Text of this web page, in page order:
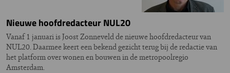
Nieuwe hoofdredacteur NUL20
Vanaf 1 januari is Joost Zonneveld de nieuwe hoofdredacteur van
NUL20. Daarmee keert een bekend gezicht terug bij de redactie van
het platform over wonen en bouwen in de metropoolregio
Amsterdam.